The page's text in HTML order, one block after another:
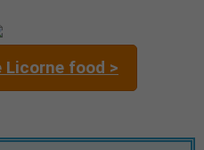
Licorne food >